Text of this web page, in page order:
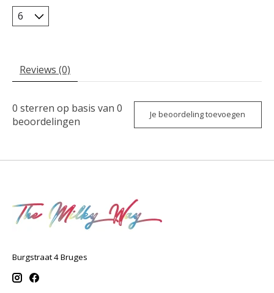
Reviews (0)
0 sterren op basis van 0
beoordelingen
Je beoordeling toevoegen
Burgstraat 4 Bruges